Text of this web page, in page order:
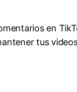
en
tus